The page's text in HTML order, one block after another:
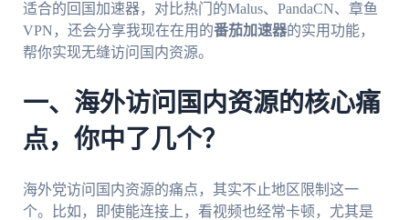
适合的回国加速器，对比热门的Malus、PandaCN、章鱼
VPN，还会分享我现在在用的番茄加速器的实用功能，
帮你实现无缝访问国内资源。
一、海外访问国内资源的核心痛
点，你中了几个？
海外党访问国内资源的痛点，其实不止地区限制这一
个。比如，即使能连接上，看视频也经常卡顿，尤其是